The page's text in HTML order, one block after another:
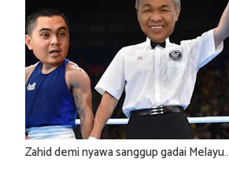
Zahid demi nyawa sanggup gadai Melayu..